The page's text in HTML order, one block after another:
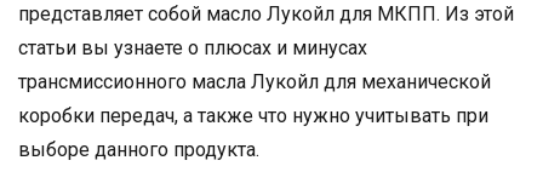
представляет собой масло Лукойл для МКПП. Из этой
статьи вы узнаете о плюсах и минусах
трансмиссионного масла Лукойл для механической
коробки передач, а также что нужно учитывать при
выборе данного продукта.